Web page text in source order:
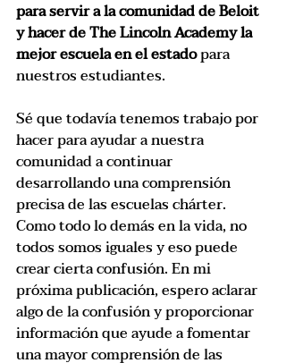
para servir a la comunidad de Beloit
y hacer de The Lincoln Academy la
mejor escuela en el estado para
nuestros estudiantes.
Sé que todavía tenemos trabajo por
hacer para ayudar a nuestra
comunidad a continuar
desarrollando una comprensión
precisa de las escuelas chárter.
Como todo lo demás en la vida, no
todos somos iguales y eso puede
crear cierta confusión. En mi
próxima publicación, espero aclarar
algo de la confusión y proporcionar
información que ayude a fomentar
una mayor comprensión de las